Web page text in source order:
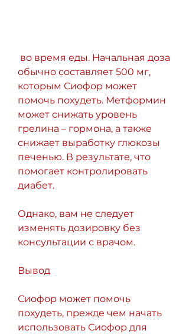
обычно составляет 500 мг,
которым Сиофор может
помочь похудеть. Метформин
может снижать уровень
грелина – гормона, а также
снижает выработку глюкозы
печенью. В результате, что
помогает контролировать
диабет.
Однако, вам не следует
изменять дозировку без
консультации с врачом.
Вывод
Сиофор может помочь
похудеть, прежде чем начать
использовать Сиофор для